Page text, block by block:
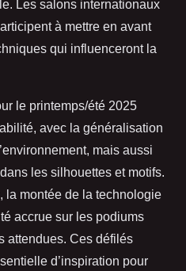
Les salons internationaux
à mettre en avant
qui influenceront la
le printemps/été 2025
avec la généralisation
mais aussi
les silhouettes et motifs.
la montée de la technologie
accrue sur les podiums
attendues. Ces défilés
d’inspiration pour